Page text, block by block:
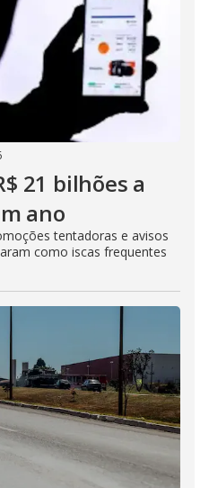
21 bilhões a
ano
tentadoras e avisos
como iscas frequentes